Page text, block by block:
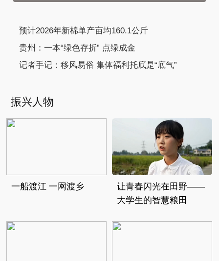
预计2026年新棉单产亩均160.1公斤
贵州：一本“绿色存折” 点绿成金
记者手记：移风易俗 集体福利托底是“底气”
振兴人物
一船渡江 一网渡乡
让青春闪光在田野——
大学生的智慧粮田